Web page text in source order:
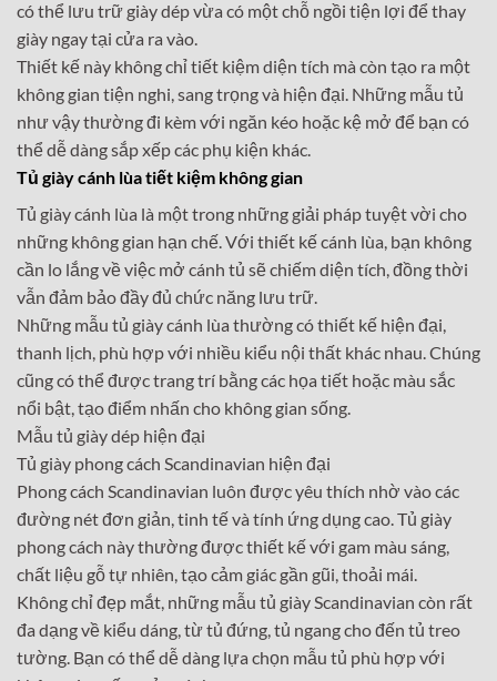
có thể lưu trữ giày dép vừa có một chỗ ngồi tiện lợi để thay
giày ngay tại cửa ra vào.
Thiết kế này không chỉ tiết kiệm diện tích mà còn tạo ra một
không gian tiện nghi, sang trọng và hiện đại. Những mẫu tủ
như vậy thường đi kèm với ngăn kéo hoặc kệ mở để bạn có
thể dễ dàng sắp xếp các phụ kiện khác.
Tủ giày cánh lùa tiết kiệm không gian
Tủ giày cánh lùa là một trong những giải pháp tuyệt vời cho
những không gian hạn chế. Với thiết kế cánh lùa, bạn không
cần lo lắng về việc mở cánh tủ sẽ chiếm diện tích, đồng thời
vẫn đảm bảo đầy đủ chức năng lưu trữ.
Những mẫu tủ giày cánh lùa thường có thiết kế hiện đại,
thanh lịch, phù hợp với nhiều kiểu nội thất khác nhau. Chúng
cũng có thể được trang trí bằng các họa tiết hoặc màu sắc
nổi bật, tạo điểm nhấn cho không gian sống.
Mẫu tủ giày dép hiện đại
Tủ giày phong cách Scandinavian hiện đại
Phong cách Scandinavian luôn được yêu thích nhờ vào các
đường nét đơn giản, tinh tế và tính ứng dụng cao. Tủ giày
phong cách này thường được thiết kế với gam màu sáng,
chất liệu gỗ tự nhiên, tạo cảm giác gần gũi, thoải mái.
Không chỉ đẹp mắt, những mẫu tủ giày Scandinavian còn rất
đa dạng về kiểu dáng, từ tủ đứng, tủ ngang cho đến tủ treo
tường. Bạn có thể dễ dàng lựa chọn mẫu tủ phù hợp với